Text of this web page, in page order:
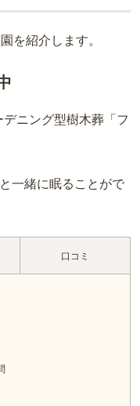
を紹介します。
一緒に眠ることがで
口コミ